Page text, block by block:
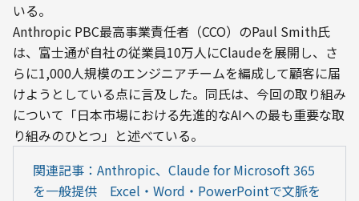
いる。
Anthropic PBC最高事業責任者（CCO）のPaul Smith氏
は、富士通が自社の従業員10万人にClaudeを展開し、さ
らに1,000人規模のエンジニアチームを編成して顧客に届
けようとしている点に言及した。同氏は、今回の取り組み
について「日本市場における先進的なAIへの最も重要な取
り組みのひとつ」と述べている。
関連記事：Anthropic、Claude for Microsoft 365
を一般提供　Excel・Word・PowerPointで文脈を